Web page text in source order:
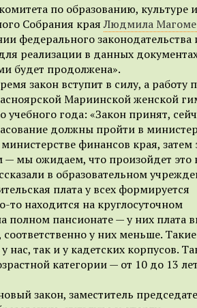
по образованию, культуре
Собрания краяЛюдмила
федерального законодательства
реализации в данных
будет продолжена».
закон вступит в силу, а работу
Мариинской женской
учебного года: «Закон принят,
должны пройти в
финансов края, затем
— мы ожидаем, что произойдет это
в образовательном
плата у всех формируется
то находится на круглосуточном
полном пансионате — у них плата
у них меньше.
нас, так и у кадетских корпусов.
категории — от 10 до 13
закон, заместитель